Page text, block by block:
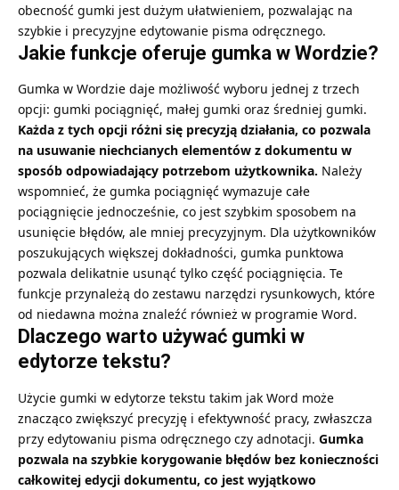
obecność gumki jest dużym ułatwieniem, pozwalając na
szybkie i precyzyjne edytowanie pisma odręcznego.
Jakie funkcje oferuje gumka w Wordzie?
Gumka w Wordzie daje możliwość wyboru jednej z trzech
opcji: gumki pociągnięć, małej gumki oraz średniej gumki.
Każda z tych opcji różni się precyzją działania, co pozwala
na usuwanie niechcianych elementów z dokumentu w
sposób odpowiadający potrzebom użytkownika. Należy
wspomnieć, że gumka pociągnięć wymazuje całe
pociągnięcie jednocześnie, co jest szybkim sposobem na
usunięcie błędów, ale mniej precyzyjnym. Dla użytkowników
poszukujących większej dokładności, gumka punktowa
pozwala delikatnie usunąć tylko część pociągnięcia. Te
funkcje przynależą do zestawu narzędzi rysunkowych, które
od niedawna można znaleźć również w programie Word.
Dlaczego warto używać gumki w
edytorze tekstu?
Użycie gumki w edytorze tekstu takim jak Word może
znacząco zwiększyć precyzję i efektywność pracy, zwłaszcza
przy edytowaniu pisma odręcznego czy adnotacji. Gumka
pozwala na szybkie korygowanie błędów bez konieczności
całkowitej edycji dokumentu, co jest wyjątkowo